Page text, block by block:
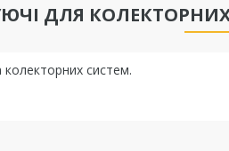
ДЛЯ
систем.